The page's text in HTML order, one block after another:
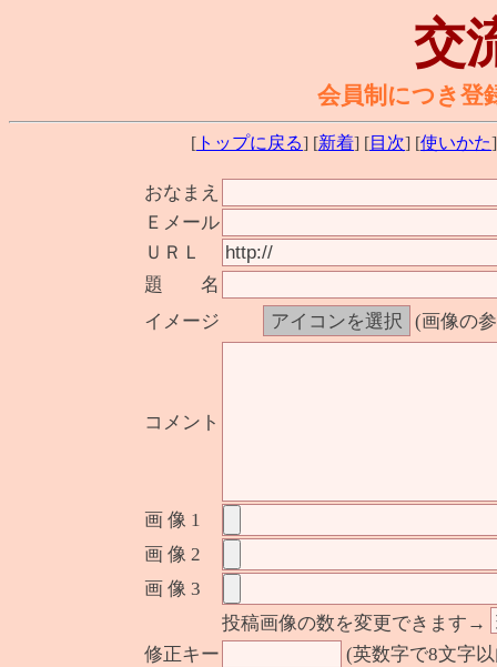
交
会員制につき登
[ トップに戻る] [新着] [目次] [使いかた
おなまえ
Ｅメール
ＵＲＬ
題 名
イメージ
(画像の
コメント
画 像 1
画 像 2
画 像 3
投稿画像の数を変更できます→
修正キー
(英数字で8文字